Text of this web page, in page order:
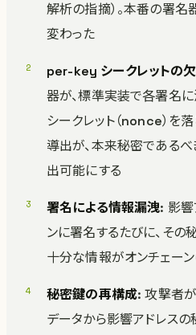
解析の指摘）。本番の署
変わった
per-key シークレットの
器が、標準実装で各署名
シークレット（nonce）を
導出が、本来秘密である
出可能にする
署名による情報漏洩: 影響
ンに署名するたびに、そ
十分な情報がオンチェー
秘密鍵の再構成: 攻撃者
データから影響アドレス